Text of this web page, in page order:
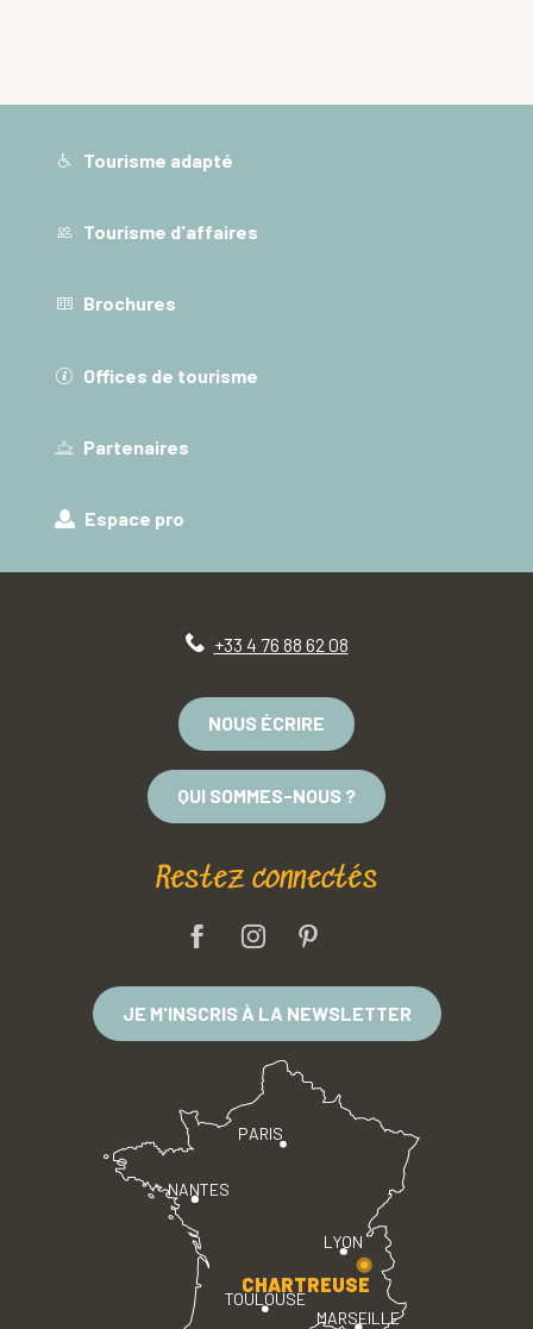
Tourisme adapté
Tourisme d'affaires
Brochures
Offices de tourisme
Partenaires
Espace pro
+33 4 76 88 62 08
NOUS ÉCRIRE
QUI SOMMES-NOUS ?
Restez connectés
JE M'INSCRIS À LA NEWSLETTER
PARIS
LYON
TOULOUSE
MARSEILLE
NANTES
CHARTREUSE